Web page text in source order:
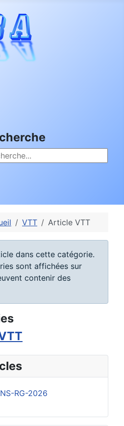
VTT Article VTT
dans cette catégorie.
sont affichées sur
contenir des
RG-2026